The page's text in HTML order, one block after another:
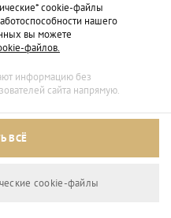
cookie-файлы
нашего
вы можете
файлов.
информацию без
сайта напрямую.
ВСЁ
сookie-файлы